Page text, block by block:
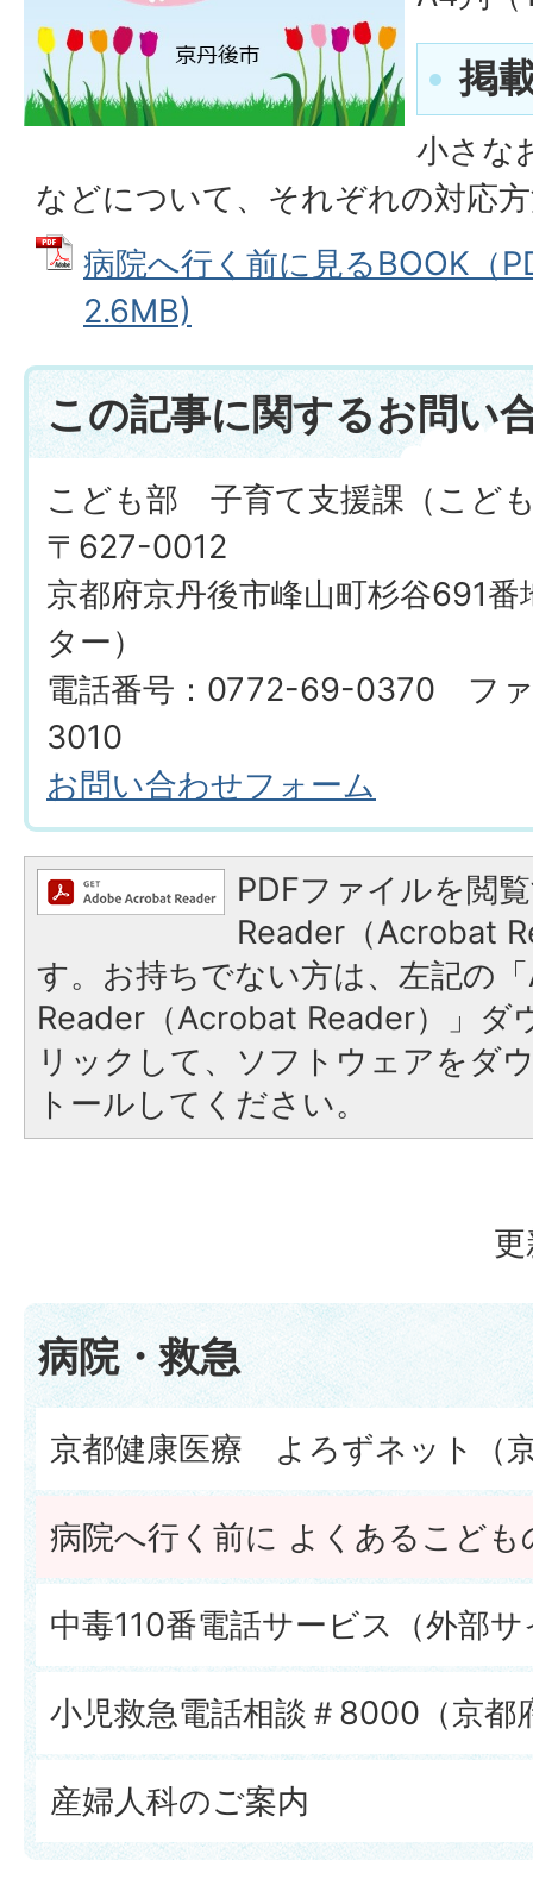
掲
小さな
などについて、それぞれの対応
病院へ行く前に見るBOOK（
2.6MB)
この記事に関するお問い
こども部 子育て支援課（こど
〒627-0012
京都府京丹後市峰山町杉谷691
ター）
電話番号：0772-69-0370 ファ
3010
お問い合わせフォーム
PDFファイルを閲
Reader（Acrobat
す。お持ちでない方は、左記の
Reader（Acrobat Reader）」ダ
リックして、ソフトウェアをダ
トールしてください。
病院・救急
京都健康医療 よろずネット（
病院へ行く前に よくあるこども
中毒110番電話サービス（外部
小児救急電話相談＃8000（京都
産婦人科のご案内